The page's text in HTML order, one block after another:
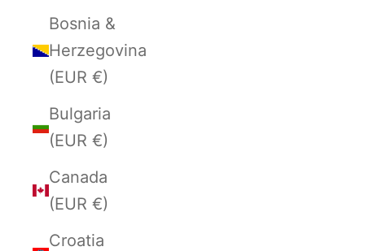
Bosnia &
Herzegovina
(EUR €)
Bulgaria
(EUR €)
Canada
(EUR €)
Croatia